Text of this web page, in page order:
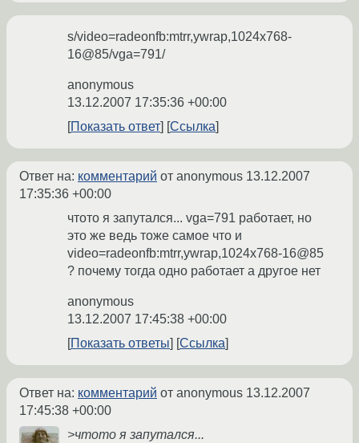
s/video=radeonfb:mtrr,ywrap,1024x768-
16@85/vga=791/
anonymous
13.12.2007 17:35:36 +00:00
Показать ответ
Ссылка
Ответ на: комментарий от anonymous 13.12.2007
17:35:36 +00:00
чтото я запутался... vga=791 работает, но
это же ведь тоже самое что и
video=radeonfb:mtrr,ywrap,1024x768-16@85
? почему тогда одно работает а другое нет
anonymous
13.12.2007 17:45:38 +00:00
Показать ответы
Ссылка
Ответ на: комментарий от anonymous 13.12.2007
17:45:38 +00:00
>чтото я запутался...